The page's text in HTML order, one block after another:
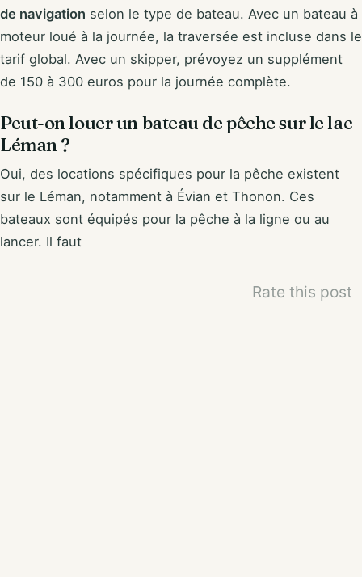
de navigation selon le type de bateau. Avec un bateau à
moteur loué à la journée, la traversée est incluse dans le
tarif global. Avec un skipper, prévoyez un supplément
de 150 à 300 euros pour la journée complète.
Peut-on louer un bateau de pêche sur le lac
Léman ?
Oui, des locations spécifiques pour la pêche existent
sur le Léman, notamment à Évian et Thonon. Ces
bateaux sont équipés pour la pêche à la ligne ou au
lancer. Il faut
Rate this post